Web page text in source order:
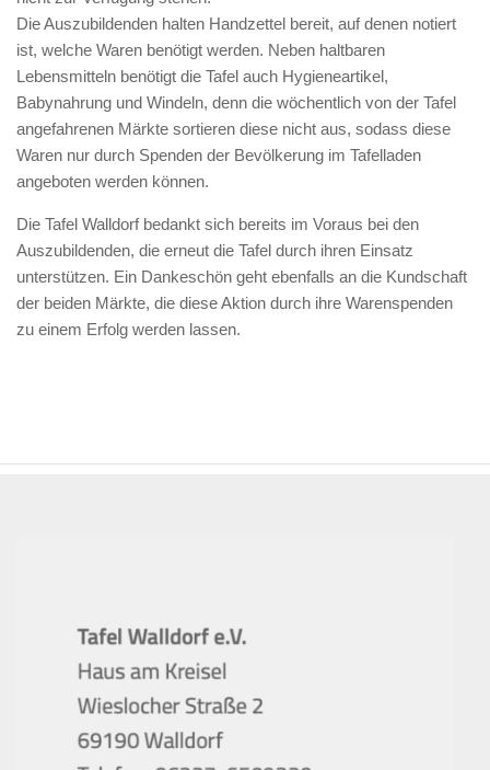
Die Auszubildenden halten Handzettel bereit, auf denen notiert
ist, welche Waren benötigt werden. Neben haltbaren
Lebensmitteln benötigt die Tafel auch Hygieneartikel,
Babynahrung und Windeln, denn die wöchentlich von der Tafel
angefahrenen Märkte sortieren diese nicht aus, sodass diese
Waren nur durch Spenden der Bevölkerung im Tafelladen
angeboten werden können.
Die Tafel Walldorf bedankt sich bereits im Voraus bei den
Auszubildenden, die erneut die Tafel durch ihren Einsatz
unterstützen. Ein Dankeschön geht ebenfalls an die Kundschaft
der beiden Märkte, die diese Aktion durch ihre Warenspenden
zu einem Erfolg werden lassen.